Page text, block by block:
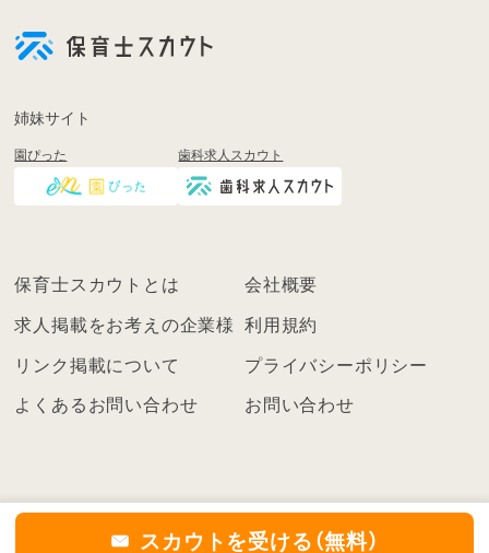
スカウトを受ける（無料）
登
く
ン
こ
ち
姉妹サイト
園ぴった 歯科求人スカウト
保育士スカウトとは 会社概要
求人掲載をお考えの企業様 利用規約
リンク掲載について プライバシーポリシー
よくあるお問い合わせ お問い合わせ